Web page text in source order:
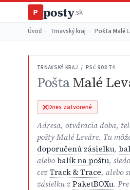
P posty.sk
Úvod Trnavský kraj Pošta Malé
TRNAVSKÝ KRAJ / PSČ 908 74
PoštaMalé
Dnes zatvorené
Adresa, otváracia doba,
pošty Malé Leváre. Tu
doporučenú zásielku,
alebobalík na poštu,
cezTrack & Trace, alebo
zásielku zPaketBOXu.